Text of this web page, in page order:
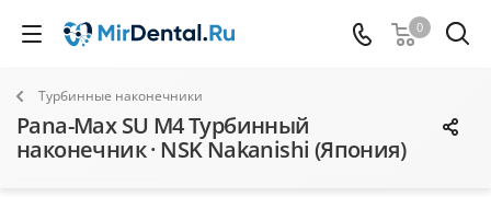
0
Турбинные наконечники
Pana-Max SU M4 Турбинный
наконечник · NSK Nakanishi (Япония)